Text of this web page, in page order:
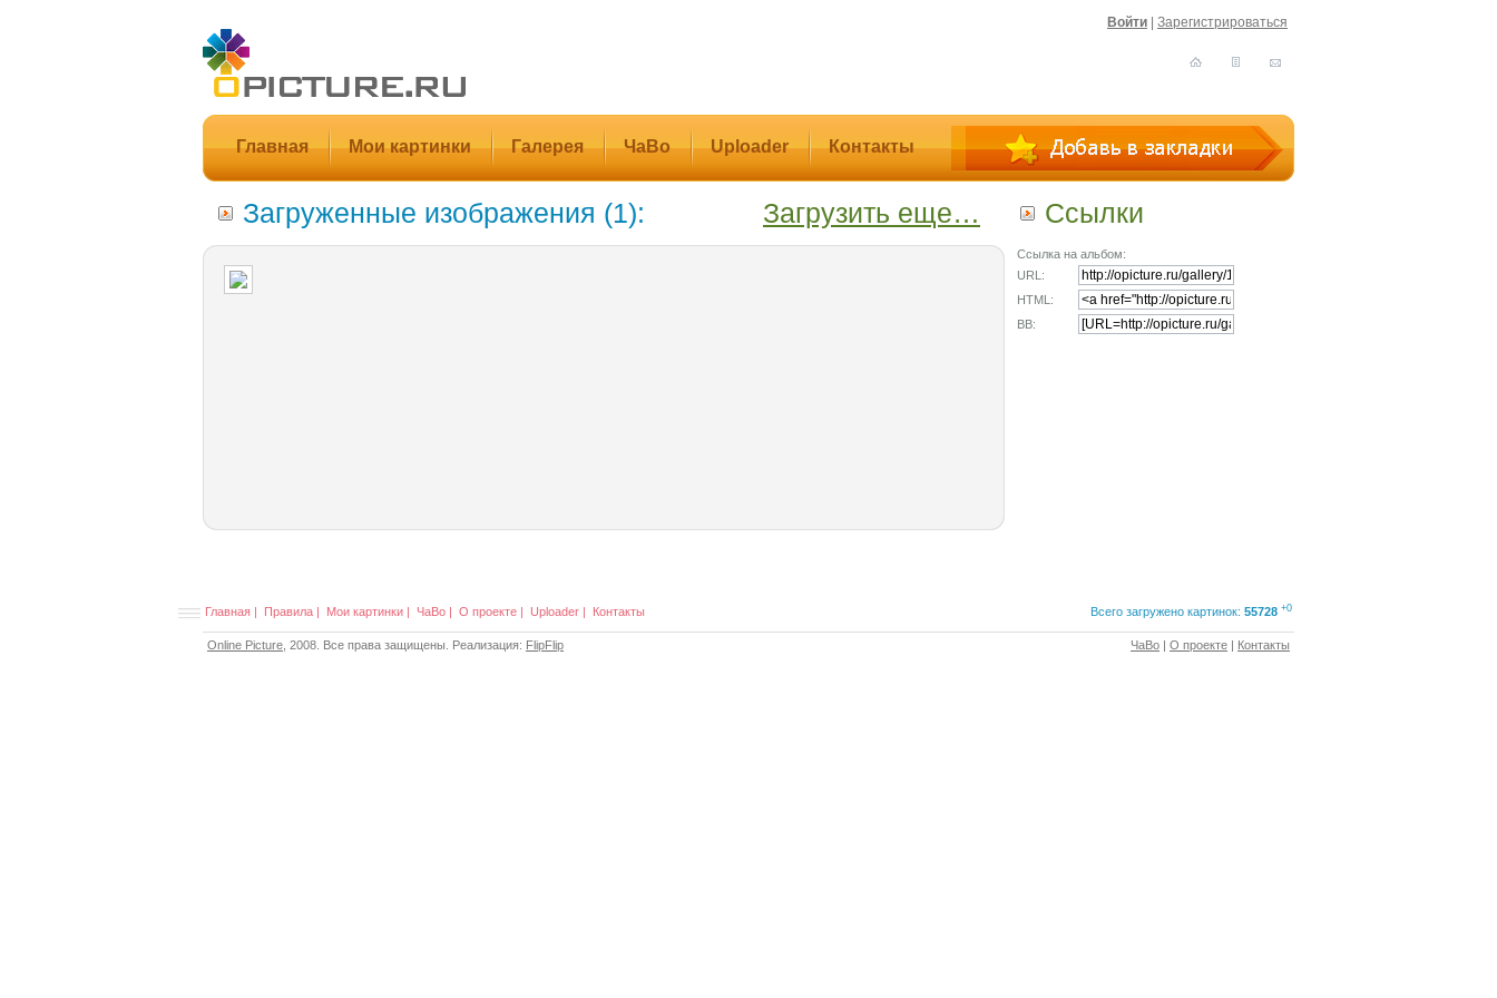
Войти Зарегистрироваться
Главная Мои картинки Галерея ЧаВо Uploader Контакты
Загрузить еще…
Загруженные изображения (1): Ссылки
Ссылка на альбом:
URL:
HTML:
BB:
Всего загружено картинок: 55728 +0
Главная | Правила | Мои картинки | ЧаВо | О проекте | Uploader | Контакты
ЧаВо | О проекте | Контакты
Online Picture , 2008. Все права защищены. Реализация: FlipFlip